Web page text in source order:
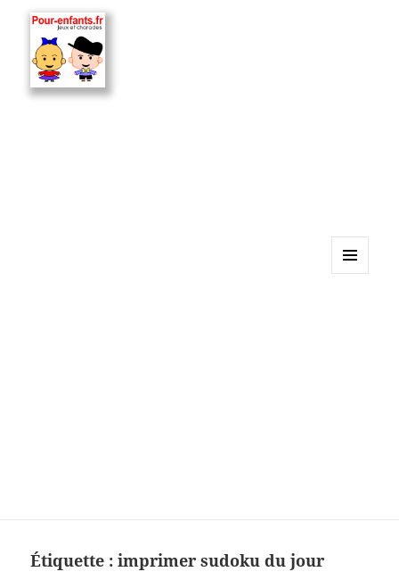
devinettes, pour enfants.
Étiquette :imprimer sudoku du jour